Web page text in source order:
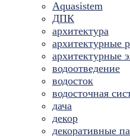
Aquasistem
ДПК
архитектура
архитектурные
архитектурные
водоотведение
водосток
водосточная
дача
декор
декоративные